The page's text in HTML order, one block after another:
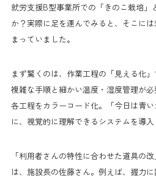
就労支援B型事業所での「きのこ栽培」
か？実際に足を運んでみると、そこに
まっていました。
まず驚くのは、作業工程の「見える化
複雑な手順と細かい温度・湿度管理が
各工程をカラーコード化。「今日は青
に、視覚的に理解できるシステムを導入
「利用者さんの特性に合わせた道具の
は、施設長の佐藤さん。例えば、握力